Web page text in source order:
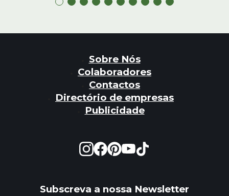
Sobre Nós
Colaboradores
Contactos
Directório de empresas
Publicidade
Subscreva a nossa Newsletter